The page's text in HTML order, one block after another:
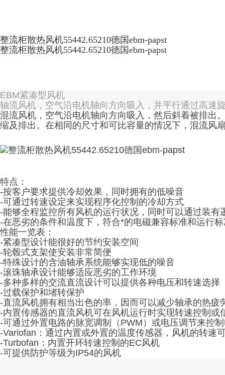
整流柜散热风机55442.65210德国ebm-papst
整流柜散热风机55442.65210德国ebm-papst
EBM紧凑型风机
轴流风机，空气沿电机轴向方向吸入，并平行通过高速
混流风机，空气沿电机轴向方向吸入，然后斜着被排出
缩及排出。在相同的尺寸和可比容量的情况下，混流风
特点：
-按客户要求提供冷却效果，同时拥有的低噪音
-可通过转速设定来实现程序化控制的冷却方式
-能够全程监控所有风机的运行状况，同时可以通过装有
-在恶劣的条件和温度下，符合*的电磁兼容标准和运行
性能一览表：
-紧凑型设计能很好的节约安装空间
-轮毂式支架使安装非常简便
-特殊设计的含油轴承系统能够实现低的噪音
-滚珠轴承设计能够适应恶劣的工作环境
-多种多样的交流直流设计可以提供各种电压和转速选择
-过载保护和堵转保护
-直流风机拥有相当出色的率，因而可以减少轴承的热疲
-内置传感器的直流风机可在风机运行时实现转速控制或
-可通过外置电路的脉宽调制（PWM）或电压调节来控
-Variofan：通过内置或外置的温度传感器，风机的转速
-Turbofan：内置开环转速控制的EC风机
-可提供防护等级为IP54的风机